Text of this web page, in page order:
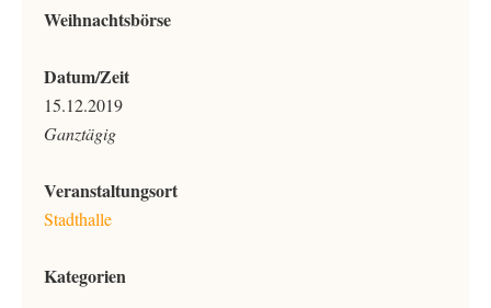
Weihnachtsbörse
Datum/Zeit
15.12.2019
Ganztägig
Veranstaltungsort
Stadthalle
Kategorien